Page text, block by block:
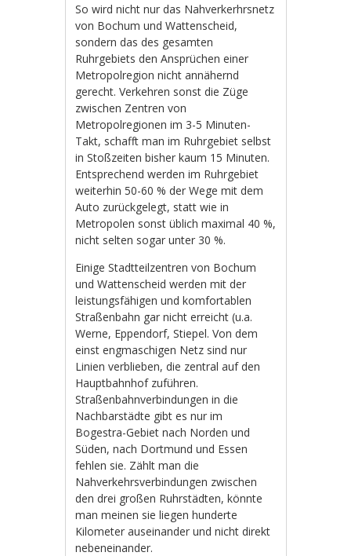
So wird nicht nur das Nahverkerhrsnetz
von Bochum und Wattenscheid,
sondern das des gesamten
Ruhrgebiets den Ansprüchen einer
Metropolregion nicht annähernd
gerecht. Verkehren sonst die Züge
zwischen Zentren von
Metropolregionen im 3-5 Minuten-
Takt, schafft man im Ruhrgebiet selbst
in Stoßzeiten bisher kaum 15 Minuten.
Entsprechend werden im Ruhrgebiet
weiterhin 50-60 % der Wege mit dem
Auto zurückgelegt, statt wie in
Metropolen sonst üblich maximal 40 %,
nicht selten sogar unter 30 %.
Einige Stadtteilzentren von Bochum
und Wattenscheid werden mit der
leistungsfähigen und komfortablen
Straßenbahn gar nicht erreicht (u.a.
Werne, Eppendorf, Stiepel. Von dem
einst engmaschigen Netz sind nur
Linien verblieben, die zentral auf den
Hauptbahnhof zuführen.
Straßenbahnverbindungen in die
Nachbarstädte gibt es nur im
Bogestra-Gebiet nach Norden und
Süden, nach Dortmund und Essen
fehlen sie. Zählt man die
Nahverkehrsverbindungen zwischen
den drei großen Ruhrstädten, könnte
man meinen sie liegen hunderte
Kilometer auseinander und nicht direkt
nebeneinander.